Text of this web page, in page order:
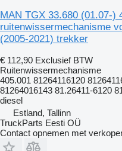
MAN TGX 33.680 (01.07-)
ruitenwissermechanisme
(2005-2021) trekker
€ 112,90 Exclusief BTW
Ruitenwissermechanisme
405.001 81264116120
81264016143 81.26411-6120
diesel
Estland, Tallinn
TruckParts Eesti OÜ
Contact opnemen met